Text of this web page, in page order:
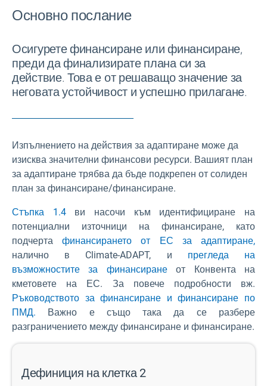
Основно послание
Осигурете финансиране или финансиране,
преди да финализирате плана си за
действие. Това е от решаващо значение за
неговата устойчивост и успешно прилагане.
Изпълнението на действия за адаптиране може да
изисква значителни финансови ресурси. Вашият план
за адаптиране трябва да бъде подкрепен от солиден
план за финансиране/финансиране.
Стъпка 1.4ви насочи към идентифициране на
потенциални източници на финансиране, като
подчертафинансирането от ЕС за адаптиране,
налично в Climate-ADAPT, и прегледа на
възможностите за финансиранеот Конвента на
кметовете на ЕС. За повече подробности вж.
Ръководството за финансиране и финансиране по
ПМД. Важно е също така да се разбере
разграничението между финансиране и финансиране.
Дефиниция на клетка 2